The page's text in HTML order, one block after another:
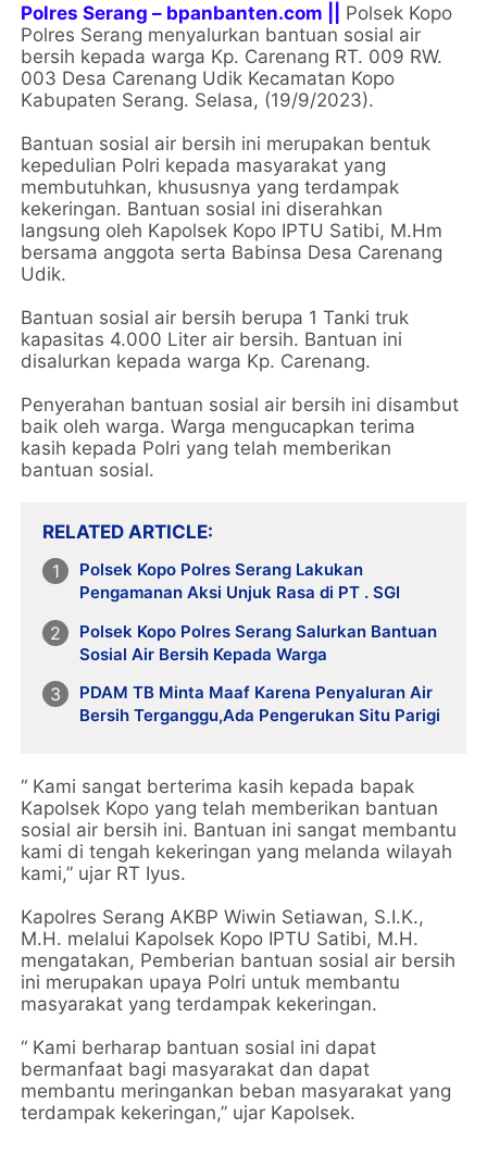
Polres Serang – bpanbanten.com ||
Polsek Kopo
Polres Serang menyalurkan bantuan sosial air
bersih kepada warga Kp. Carenang RT. 009 RW.
003 Desa Carenang Udik Kecamatan Kopo
Kabupaten Serang. Selasa, (19/9/2023).
Bantuan sosial air bersih ini merupakan bentuk
kepedulian Polri kepada masyarakat yang
membutuhkan, khususnya yang terdampak
kekeringan. Bantuan sosial ini diserahkan
langsung oleh Kapolsek Kopo IPTU Satibi, M.Hm
bersama anggota serta Babinsa Desa Carenang
Udik.
Bantuan sosial air bersih berupa 1 Tanki truk
kapasitas 4.000 Liter air bersih. Bantuan ini
disalurkan kepada warga Kp. Carenang.
Penyerahan bantuan sosial air bersih ini disambut
baik oleh warga. Warga mengucapkan terima
kasih kepada Polri yang telah memberikan
bantuan sosial.
RELATED ARTICLE
Polsek Kopo Polres Serang Lakukan
Pengamanan Aksi Unjuk Rasa di PT . SGI
Polsek Kopo Polres Serang Salurkan Bantuan
Sosial Air Bersih Kepada Warga
PDAM TB Minta Maaf Karena Penyaluran Air
Bersih Terganggu,Ada Pengerukan Situ Parigi
“ Kami sangat berterima kasih kepada bapak
Kapolsek Kopo yang telah memberikan bantuan
sosial air bersih ini. Bantuan ini sangat membantu
kami di tengah kekeringan yang melanda wilayah
kami,” ujar RT Iyus.
Kapolres Serang AKBP Wiwin Setiawan, S.I.K.,
M.H. melalui Kapolsek Kopo IPTU Satibi, M.H.
mengatakan, Pemberian bantuan sosial air bersih
ini merupakan upaya Polri untuk membantu
masyarakat yang terdampak kekeringan.
“ Kami berharap bantuan sosial ini dapat
bermanfaat bagi masyarakat dan dapat
membantu meringankan beban masyarakat yang
terdampak kekeringan,” ujar Kapolsek.